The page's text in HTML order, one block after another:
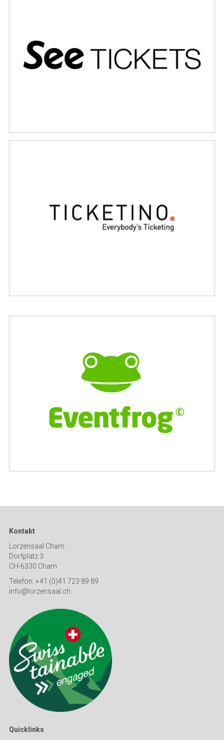
Kontakt
Lorzensaal Cham
Dorfplatz 3
CH-6330 Cham
Telefon: +41 (0)41 723 89 89
info@lorzensaal.ch
Quicklinks